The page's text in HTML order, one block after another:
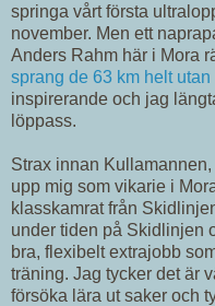
springa vårt första
november. Men ett
Anders Rahm här i Mora
sprang de 63 km helt utan
inspirerande och jag
löppass.
Strax innan
upp mig som vikarie i
klasskamrat från
under tiden på Skidlinjen
bra, flexibelt extrajobb
träning. Jag tycker det är
försöka lära ut saker och